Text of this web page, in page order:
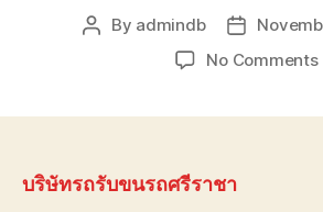
ต้องการ
Post
By admindb
Post
date
No Comments
บริษัทรถรับขนรถศรีราชา